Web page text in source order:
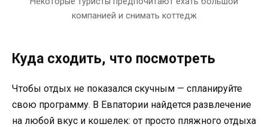
компанией и снимать коттедж
Куда сходить, что посмотреть
Чтобы отдых не показался скучным — спланируйте
свою программу. В Евпатории найдется развлечение
на любой вкус и кошелек: от просто пляжного отдыха